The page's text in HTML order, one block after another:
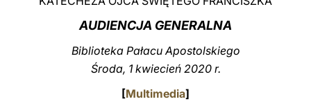
中文
LATINE
AUDIENCJA GENERALNA
Biblioteka Pałacu Apostolskiego
Środa, 1 kwiecień 2020 r.
[Multimedia]